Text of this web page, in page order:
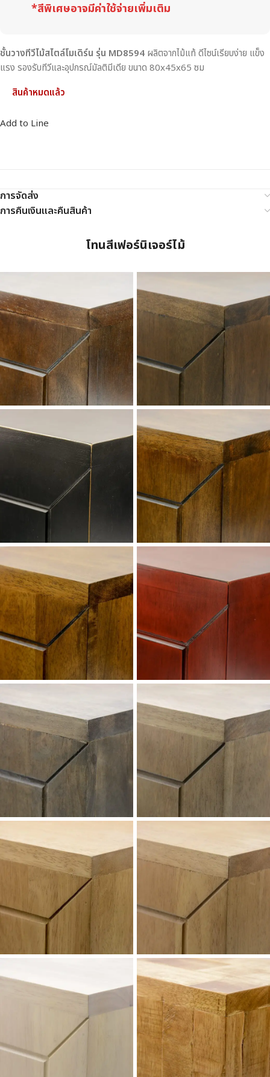
*สีพิเศษอาจมีค่าใช้จ่ายเพิ่มเติม
ชั้นวางทีวีไม้สไตล์โมเดิร์น รุ่น MD8594 ผลิตจากไม้แท้ ดีไซน์เรียบง่าย แข็ง
แรง รองรับทีวีและอุปกรณ์มัลติมีเดีย ขนาด 80x45x65 ซม
สินค้าหมดแล้ว
Add to Line
การจัดส่ง
การคืนเงินและคืนสินค้า
โทนสีเฟอร์นิเจอร์ไม้